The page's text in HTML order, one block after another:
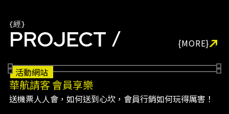
經典
PROJECT {MORE}
活動網站
華航請客 會員享樂
送機票人人會，如何送到心坎，會員行銷如何玩得厲害！